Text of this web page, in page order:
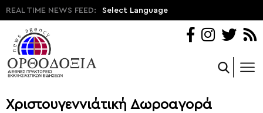
REAL TIME NEWS FEED: Select Language
Χριστουγεννιάτική Δωροαγορά